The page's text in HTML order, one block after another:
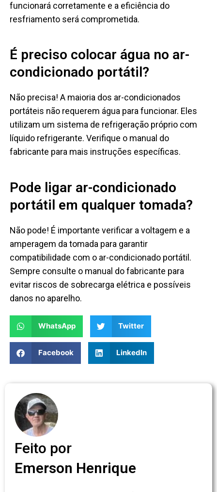
funcionará corretamente e a eficiência do
resfriamento será comprometida.
É preciso colocar água no ar-
condicionado portátil?
Não precisa! A maioria dos ar-condicionados
portáteis não requerem água para funcionar. Eles
utilizam um sistema de refrigeração próprio com
líquido refrigerante. Verifique o manual do
fabricante para mais instruções específicas.
Pode ligar ar-condicionado
portátil em qualquer tomada?
Não pode! É importante verificar a voltagem e a
amperagem da tomada para garantir
compatibilidade com o ar-condicionado portátil.
Sempre consulte o manual do fabricante para
evitar riscos de sobrecarga elétrica e possíveis
danos no aparelho.
WhatsApp Twitter
Facebook LinkedIn
Feito por
Emerson Henrique